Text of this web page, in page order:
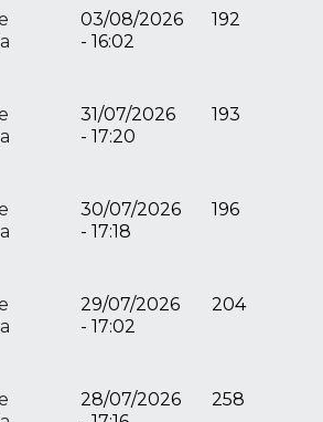
03/08/2026
- 16:02
192
31/07/2026
- 17:20
193
30/07/2026
- 17:18
196
29/07/2026
- 17:02
204
28/07/2026
258